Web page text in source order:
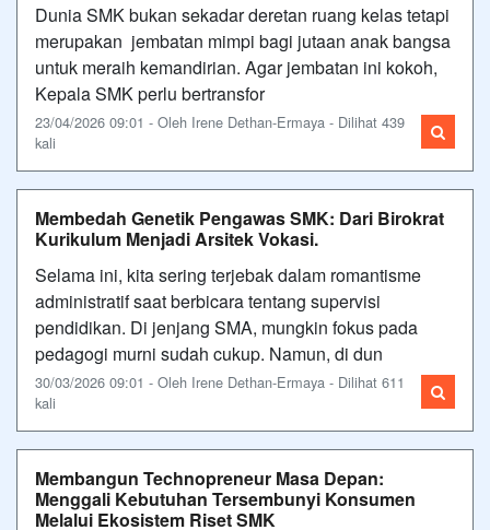
Dunia SMK bukan sekadar deretan ruang kelas tetapi
merupakan jembatan mimpi bagi jutaan anak bangsa
untuk meraih kemandirian. Agar jembatan ini kokoh,
Kepala SMK perlu bertransfor
23/04/2026 09:01 - Oleh Irene Dethan-Ermaya - Dilihat 439
kali
Membedah Genetik Pengawas SMK: Dari Birokrat
Kurikulum Menjadi Arsitek Vokasi.
Selama ini, kita sering terjebak dalam romantisme
administratif saat berbicara tentang supervisi
pendidikan. Di jenjang SMA, mungkin fokus pada
pedagogi murni sudah cukup. Namun, di dun
30/03/2026 09:01 - Oleh Irene Dethan-Ermaya - Dilihat 611
kali
Membangun Technopreneur Masa Depan:
Menggali Kebutuhan Tersembunyi Konsumen
Melalui Ekosistem Riset SMK